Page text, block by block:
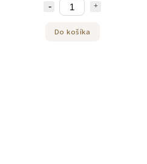
Do košíka